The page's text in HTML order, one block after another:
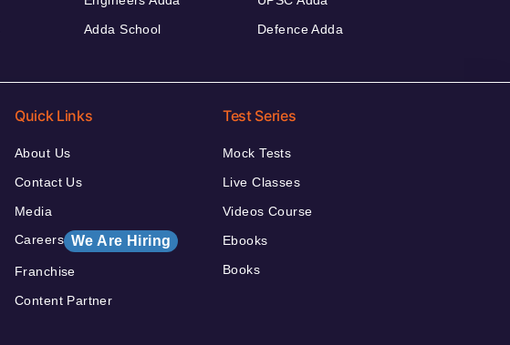
Adda School
Defence Adda
Quick Links
About Us
Contact Us
Media
Careers We Are Hiring
Franchise
Content Partner
Test Series
Mock Tests
Live Classes
Videos Course
Ebooks
Books